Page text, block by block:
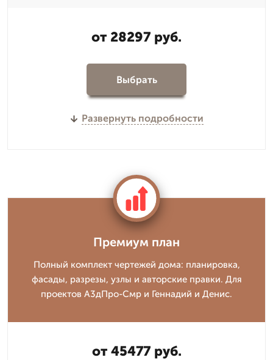
от 28297 руб.
Выбрать
Развернуть подробности
Премиум план
Полный комплект чертежей дома: планировка,
фасады, разрезы, узлы и авторские правки. Для
проектов А3дПро-Смр и Геннадий и Денис.
от 45477 руб.